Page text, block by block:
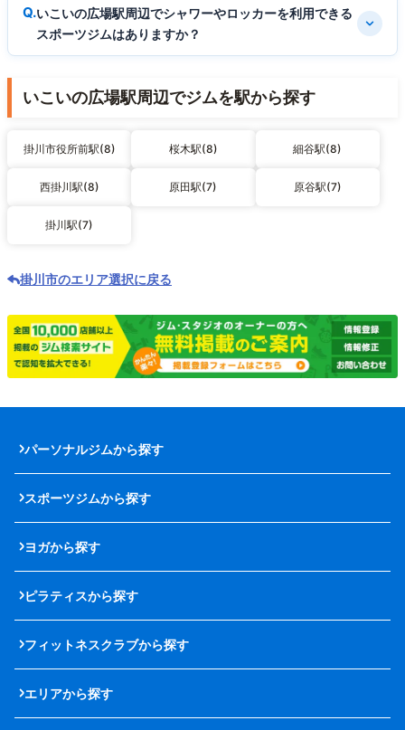
いこいの広場駅周辺でシャワーやロッカーを利用できる
スポーツジムはありますか？
いこいの広場駅周辺でジムを駅から探す
掛川市役所前駅(8) 桜木駅(8) 細谷駅(8)
西掛川駅(8) 原田駅(7) 原谷駅(7)
掛川駅(7)
掛川市のエリア選択に戻る
パーソナルジムから探す
スポーツジムから探す
ヨガから探す
ピラティスから探す
フィットネスクラブから探す
エリアから探す